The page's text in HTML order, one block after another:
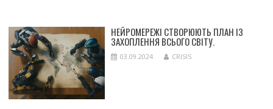
НЕЙРОМЕРЕЖІ СТВОРЮЮТЬ ПЛАН ІЗ
ЗАХОПЛЕННЯ ВСЬОГО СВІТУ.
03.09.2024 CRISIS